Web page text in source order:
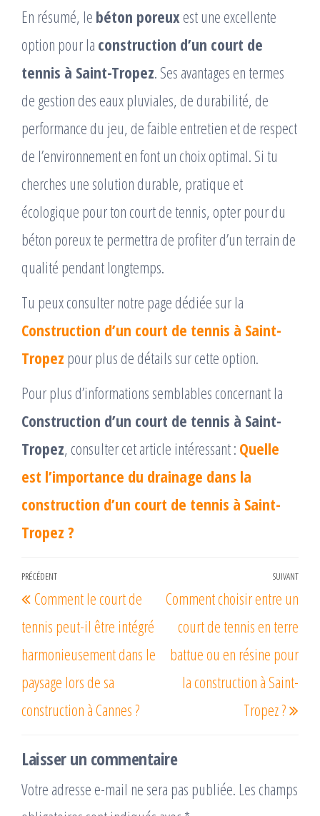
En résumé, le béton poreuxest une excellente
option pour la construction d’un court de
tennis à Saint-Tropez. Ses avantages en termes
de gestion des eaux pluviales, de durabilité, de
performance du jeu, de faible entretien et de respect
de l’environnement en font un choix optimal. Si tu
cherches une solution durable, pratique et
écologique pour ton court de tennis, opter pour du
béton poreux te permettra de profiter d’un terrain de
qualité pendant longtemps.
Tu peux consulter notre page dédiée sur la
Construction d’un court de tennis à Saint-
Tropez pour plus de détails sur cette option.
Pour plus d’informations semblables concernant la
Construction d’un court de tennis à Saint-
Tropez, consulter cet article intéressant : Quelle
est l’importance du drainage dans la
construction d’un court de tennis à Saint-
Tropez ?
Navigation
de
l’article
Article
précédent
PRÉCÉDENT
Comment le court de
tennis peut-il être intégré
harmonieusement dans le
paysage lors de sa
construction à Cannes ?
SUIVANT
Comment choisir entre un
court de tennis en terre
battue ou en résine pour
la construction à Saint-
Tropez ?
Laisser un commentaire
Votre adresse e-mail ne sera pas publiée. Les champs